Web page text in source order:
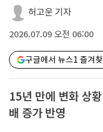
허고운 기자
2026.07.09 오전 06:00
구글에서 뉴스1 즐겨
15년 만에 변화 상
배 증가 반영